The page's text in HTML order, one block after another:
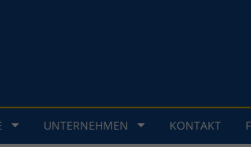
UNTERNEHMEN KONTAKT